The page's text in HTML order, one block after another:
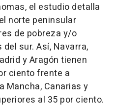
el estudio detalla
norte peninsular
de pobreza y/o
sur. Así, Navarra,
y Aragón tienen
ciento frente a
Mancha, Canarias y
al 35 por ciento.